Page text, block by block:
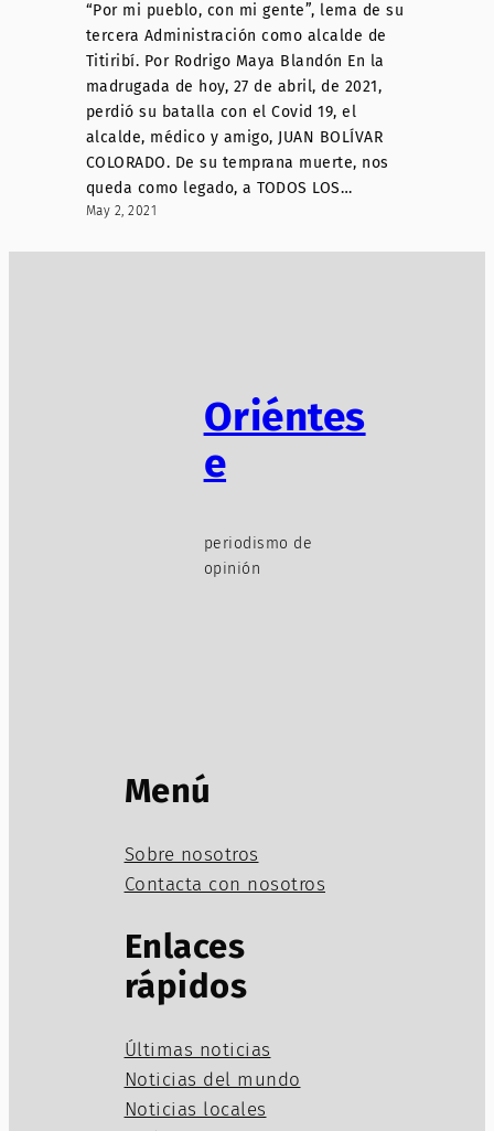
“Por mi pueblo, con mi gente”, lema de su
tercera Administración como alcalde de
Titiribí. Por Rodrigo Maya Blandón En la
madrugada de hoy, 27 de abril, de 2021,
perdió su batalla con el Covid 19, el
alcalde, médico y amigo, JUAN BOLÍVAR
COLORADO. De su temprana muerte, nos
queda como legado, a TODOS LOS…
May 2, 2021
Oriéntes
e
periodismo de
opinión
Menú
Sobre nosotros
Contacta con nosotros
Enlaces
rápidos
Últimas noticias
Noticias del mundo
Noticias locales